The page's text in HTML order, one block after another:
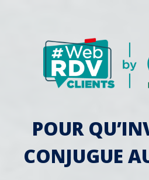
POUR
CONJUGUE